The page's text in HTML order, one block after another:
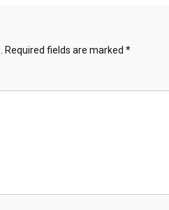
Required fields are marked *